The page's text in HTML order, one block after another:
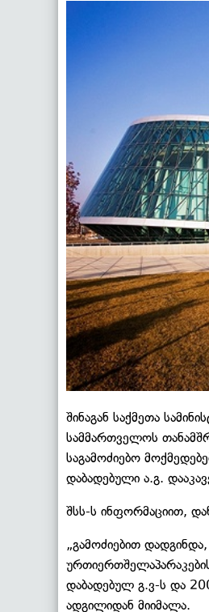
შინაგან საქმეთა
სამმართველოს
საგამოძიებო
დაბადებული ა.გ.
შსს-ს ინფორმაციით,
„გამოძიებით
დაბადებულ გ.ვ-ს და
ადგილიდან მიიმალა.